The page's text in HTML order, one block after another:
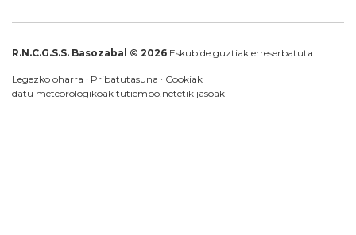
R.N.C.G.S.S. Basozabal © 2026 Eskubide guztiak erreserbatuta
Legezko oharra · Pribatutasuna · Cookiak
datu meteorologikoak tutiempo.netetik jasoak